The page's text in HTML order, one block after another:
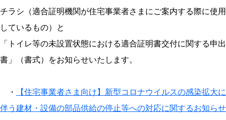
チラシ（適合証明機関が住宅事業者さまにご案内する際に使用
しているもの）と
「トイレ等の未設置状態における適合証明書交付に関する申出
書」（書式）をお知らせいたします。
・
【住宅事業者さま向け】新型コロナウイルスの感染拡大に
伴う建材・設備の部品供給の停止等への対応に関するお知らせ